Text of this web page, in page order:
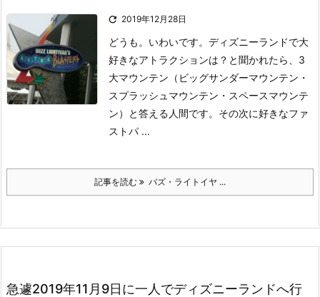
 2019年12月28日
どうも。いわいです。 ディズニーランドで大
好きなアトラクションは？と聞かれたら、3
大マウンテン（ビッグサンダーマウンテン・
スプラッシュマウンテン・スペースマウンテ
ン）と答える人間です。 その次に好きなファ
ストパ ...
記事を読む バズ・ライトイヤ ...
急遽2019年11月9日に一人でディズニーランドへ行